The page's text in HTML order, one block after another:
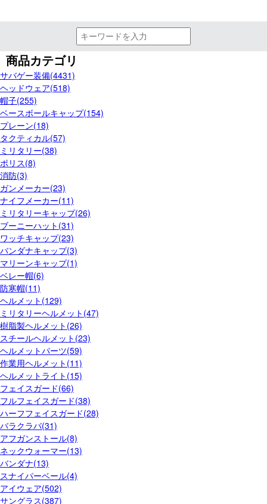
商品カテゴリ
サバゲー装備(4431)
ヘッドウェア(518)
帽子(255)
ベースボールキャップ(154)
プレーン(18)
タクティカル(57)
ミリタリー(38)
ポリス(8)
消防(3)
ガンメーカー(23)
ナイフメーカー(11)
ミリタリーキャップ(26)
ブーニーハット(31)
ワッチキャップ(23)
バンダナキャップ(3)
マリーンキャップ(1)
ベレー帽(6)
防寒帽(11)
ヘルメット(129)
ミリタリーヘルメット(47)
樹脂製ヘルメット(26)
スチールヘルメット(23)
ヘルメットパーツ(59)
作業用ヘルメット(11)
ヘルメットライト(15)
フェイスガード(66)
フルフェイスガード(38)
ハーフフェイスガード(28)
バラクラバ(31)
アフガンストール(8)
ネックウォーマー(13)
バンダナ(13)
スナイパーベール(4)
アイウェア(502)
サングラス(387)